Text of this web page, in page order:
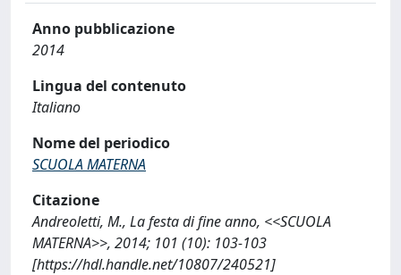
Anno pubblicazione
2014
Lingua del contenuto
Italiano
Nome del periodico
SCUOLA MATERNA
Citazione
Andreoletti, M., La festa di fine anno, <<SCUOLA
MATERNA>>, 2014; 101 (10): 103-103
[https://hdl.handle.net/10807/240521]